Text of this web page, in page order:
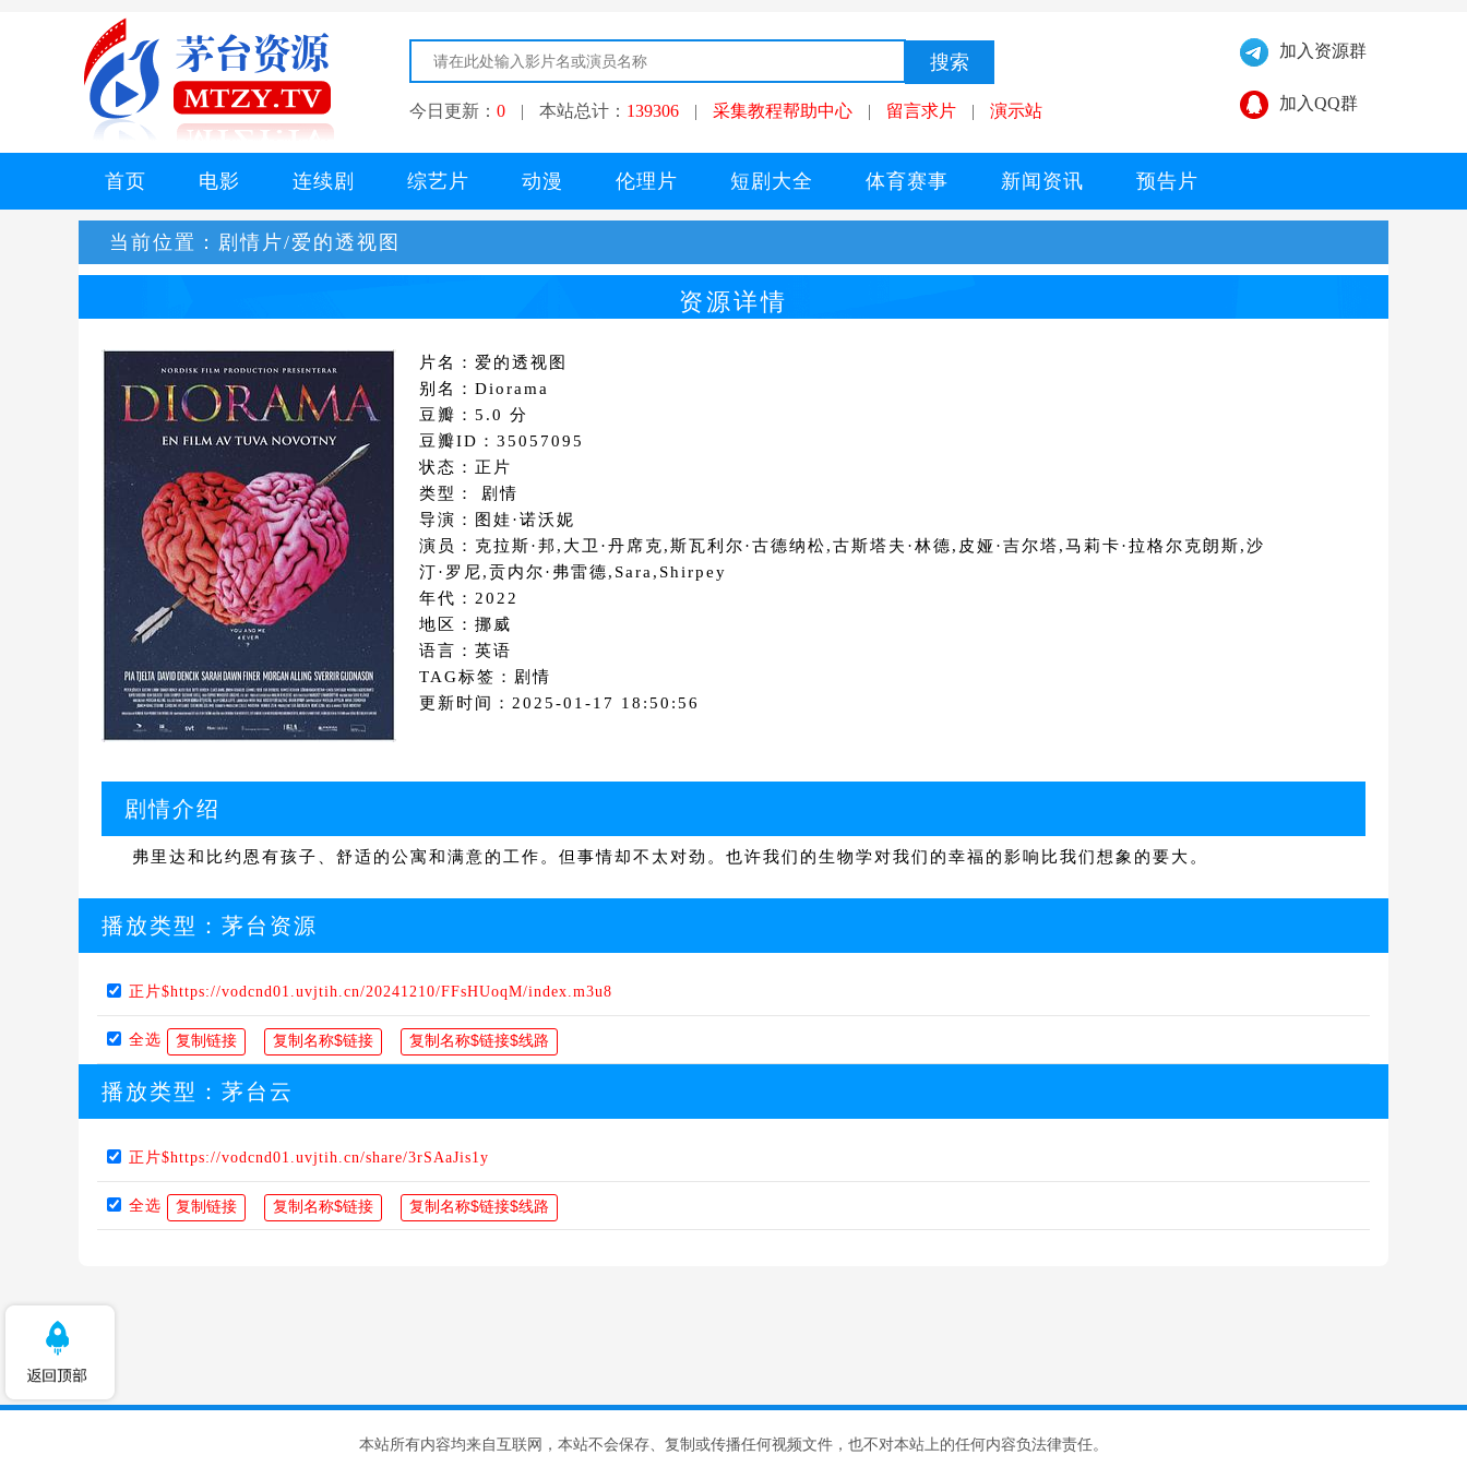
今日更新： 0 | 本站总计： 139306 | 采集教程帮助中心 | 留言求片 | 演示站
加入资源群
加入QQ群
首页 电影 连续剧 综艺片 动漫 伦理片 短剧大全 体育赛事 新闻资讯 预告片
当前位置： 剧情片/爱的透视图
资源详情
片名：爱的透视图
别名：Diorama
豆瓣：5.0 分
豆瓣ID：35057095
状态：正片
类型： 剧情
导演：图娃·诺沃妮
演员：克拉斯·邦,大卫·丹席克,斯瓦利尔·古德纳松,古斯塔夫·林德,皮娅·吉尔塔,马莉卡·拉格尔克朗斯,沙
汀·罗尼,贡内尔·弗雷德,Sara,Shirpey
年代：2022
地区：挪威
语言：英语
TAG标签：剧情
更新时间：2025-01-17 18:50:56
剧情介绍
弗里达和比约恩有孩子、舒适的公寓和满意的工作。但事情却不太对劲。也许我们的生物学对我们的幸福的影响比我们想象的要大。
播放类型： 茅台资源
正片$https://vodcnd01.uvjtih.cn/20241210/FFsHUoqM/index.m3u8
全选
播放类型： 茅台云
正片$https://vodcnd01.uvjtih.cn/share/3rSAaJis1y
全选
本站所有内容均来自互联网，本站不会保存、复制或传播任何视频文件，也不对本站上的任何内容负法律责任。